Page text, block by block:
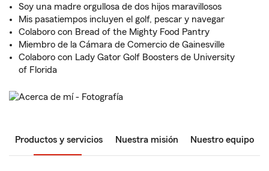
Soy una madre orgullosa de dos hijos maravillosos
Mis pasatiempos incluyen el golf, pescar y navegar
Colaboro con Bread of the Mighty Food Pantry
Miembro de la Cámara de Comercio de Gainesville
Colaboro con Lady Gator Golf Boosters de University
of Florida
Productos y servicios Nuestra misión Nuestro equipo